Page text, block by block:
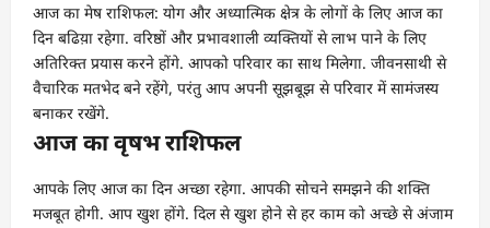
आज का मेष राशिफल: योग और अध्यात्मिक क्षेत्र के लोगों के लिए आज का
दिन बढिय़ा रहेगा. वरिष्ठों और प्रभावशाली व्यक्तियों से लाभ पाने के लिए
अतिरिक्त प्रयास करने होंगे. आपको परिवार का साथ मिलेगा. जीवनसाथी से
वैचारिक मतभेद बने रहेंगे, परंतु आप अपनी सूझबूझ से परिवार में सामंजस्य
बनाकर रखेंगे.
आज का वृषभ राशिफल
आपके लिए आज का दिन अच्छा रहेगा. आपकी सोचने समझने की शक्ति
मजबूत होगी. आप खुश होंगे. दिल से खुश होने से हर काम को अच्छे से अंजाम